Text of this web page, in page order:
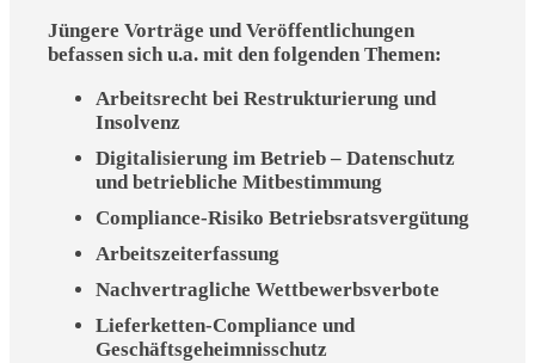
Jüngere Vorträge und Veröffentlichungen
befassen sich u.a. mit den folgenden Themen:
Arbeitsrecht bei Restrukturierung und
Insolvenz
Digitalisierung im Betrieb – Datenschutz
und betriebliche Mitbestimmung
Compliance-Risiko Betriebsratsvergütung
Arbeitszeiterfassung
Nachvertragliche Wettbewerbsverbote
Lieferketten-Compliance und
Geschäftsgeheimnisschutz